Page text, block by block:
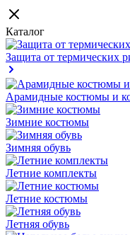
Каталог
Защита от термических
Арамидные костюмы и
Зимние костюмы
Зимняя обувь
Летние комплекты
Летние костюмы
Летняя обувь